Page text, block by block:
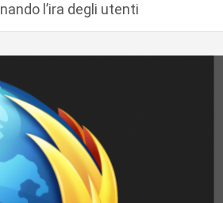
l’ira degli utenti